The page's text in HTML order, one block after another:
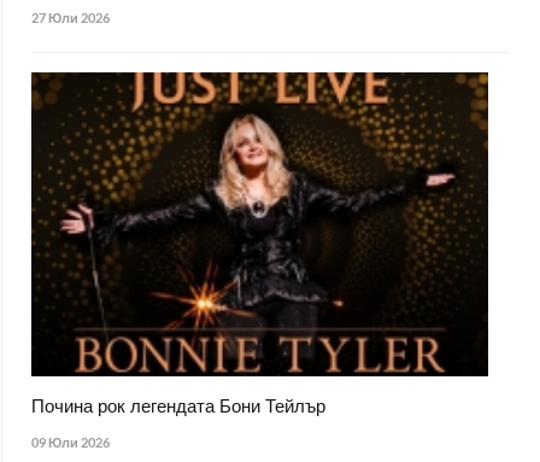
27 Юли 2026
Почина рок легендата Бони Тейлър
09 Юли 2026